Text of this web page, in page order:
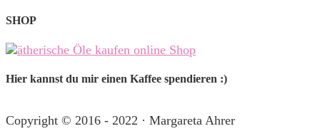
SHOP
Hier kannst du mir einen Kaffee spendieren :)
Copyright © 2016 - 2022 · Margareta Ahrer